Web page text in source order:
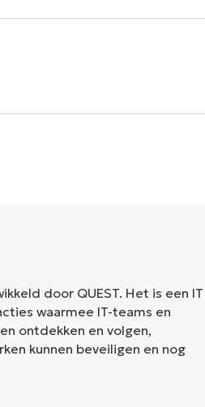
door QUEST. Het is een IT
waarmee IT-teams en
ontdekken en volgen,
kunnen beveiligen en nog